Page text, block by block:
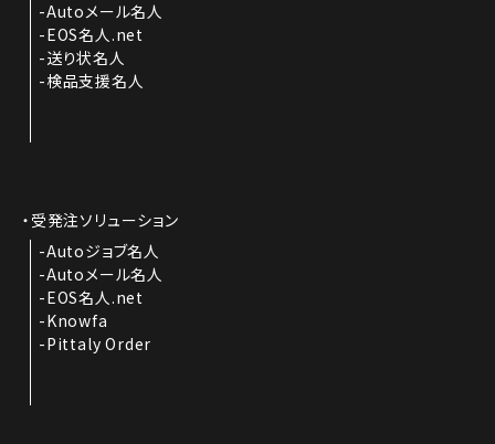
Autoメール名人
EOS名人.net
送り状名人
検品支援名人
受発注ソリューション
Autoジョブ名人
Autoメール名人
EOS名人.net
Knowfa
Pittaly Order